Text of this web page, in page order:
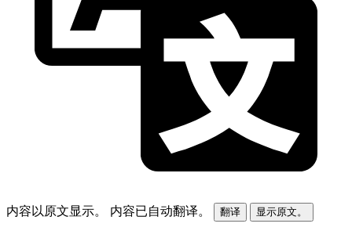
内容以原文显示。 内容已自动翻译。 翻译 显示原文。